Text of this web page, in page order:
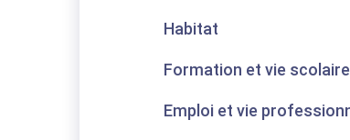
Habitat
Formation et vie scolaire
Emploi et vie